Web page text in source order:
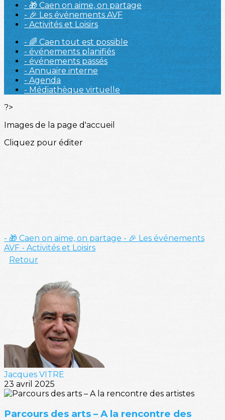
- 🎁 Caen on aime, on partage
- 🎉 Les événements AVF
- Activités et Loisirs
- 🌈 Caen tout est possible
- événements planifiés
- événements passés
- Annuaire interne
- Agenda
- Médiathèque virtuelle
?>
Images de la page d'accueil
Cliquez pour éditer
- 🎁 Caen on aime, on partage - 🎉 Les événements
AVF - Activités et Loisirs
Retour
Jacques VITRE
23 avril 2025
Parcours des arts – A la rencontre des